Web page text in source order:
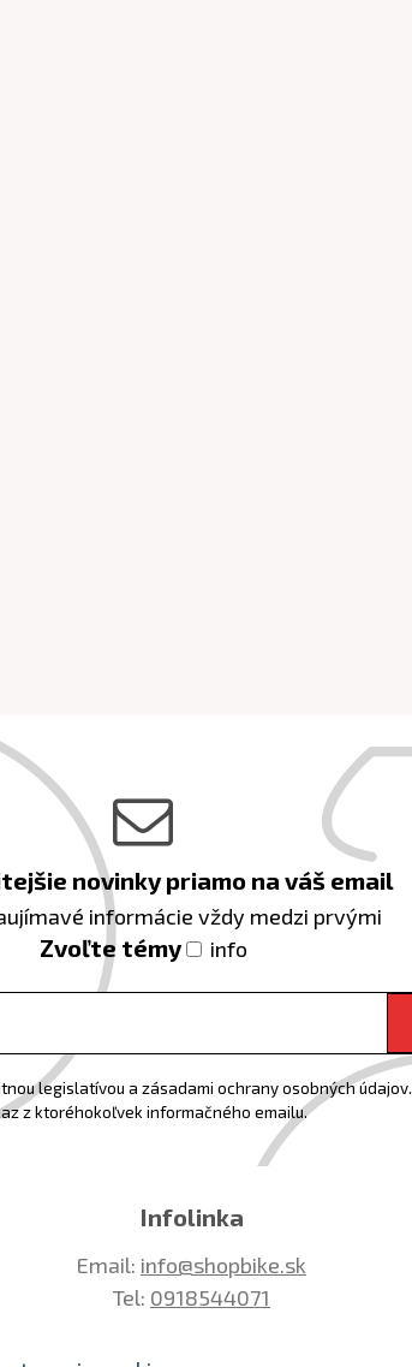
novinky priamo na váš email
informácie vždy medzi prvými
Zvoľte témy info
legislatívou a zásadami ochrany osobných
z ktoréhokoľvek informačného emailu.
Infolinka
Email: info@shopbike.sk
Tel: 0918544071